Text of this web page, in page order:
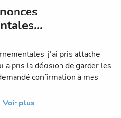
j'ai pris attache
a pris la décision de garder les
confirmation à mes
positifs étant confinés
il n'y a pas lieu de fermer
Voir plus